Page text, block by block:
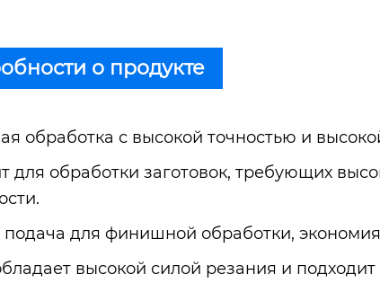
о продукте
обработка с высокой точностью и
для обработки заготовок, требующих
для финишной обработки,
высокой силой резания и